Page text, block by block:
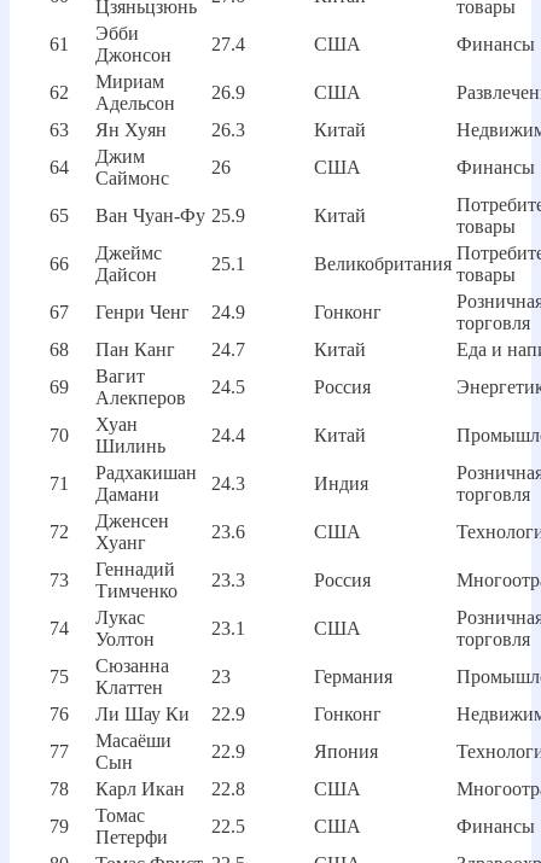
Цзяньцзюнь
товары
61
Эбби
Джонсон
27.4 США Финансы
62
Мириам
Адельсон
26.9 США
63
Ян Хуян 26.3 Китай
64
Джим
Саймонс
26 США Финансы
65 Ван Чуан-Фу 25.9 Китай
товары
66
Джеймс
Дайсон
25.1 Великобритания
товары
67
Генри Ченг 24.9 Гонконг
торговля
68
Пан Канг 24.7 Китай
Еда и
69
Вагит
Алекперов
24.5 Россия
70
Хуан
Шилинь
24.4 Китай
71
Радхакишан
Дамани
24.3 Индия
торговля
72
Дженсен
Хуанг
23.6 США
73
Геннадий
Тимченко
23.3 Россия
74
Лукас
Уолтон
23.1 США
торговля
75
Сюзанна
Клаттен
23 Германия
76
Ли Шау Ки 22.9 Гонконг
77
Масаёши
Сын
22.9 Япония
78
Карл Икан 22.8 США
79
Томас
Петерфи
22.5 США
Финансы